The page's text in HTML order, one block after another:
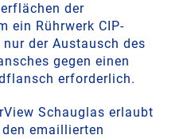
der
ein Rührwerk CIP-
der Austausch des
gegen einen
erforderlich.
Schauglas erlaubt
emaillierten